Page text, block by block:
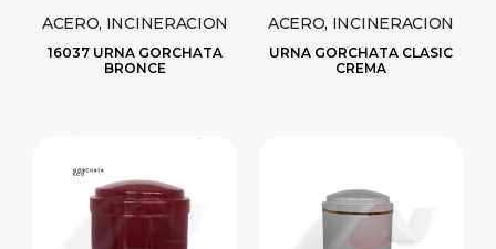
ACERO, INCINERACION
16037 URNA GORCHATA
BRONCE
ACERO, INCINERACION
URNA GORCHATA CLASIC
CREMA